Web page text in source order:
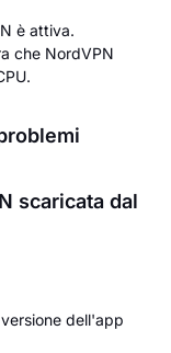
è attiva.
che NordVPN
scaricata dal
dell'app